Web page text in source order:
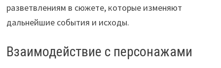
разветвлениям в сюжете, которые изменяют
дальнейшие события и исходы.
Взаимодействие с персонажами